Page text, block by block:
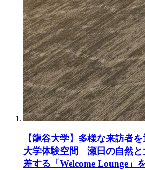
【龍谷大学】多様な来訪者
大学体験空間 瀬田の自然と
差する「Welcome Lounge」